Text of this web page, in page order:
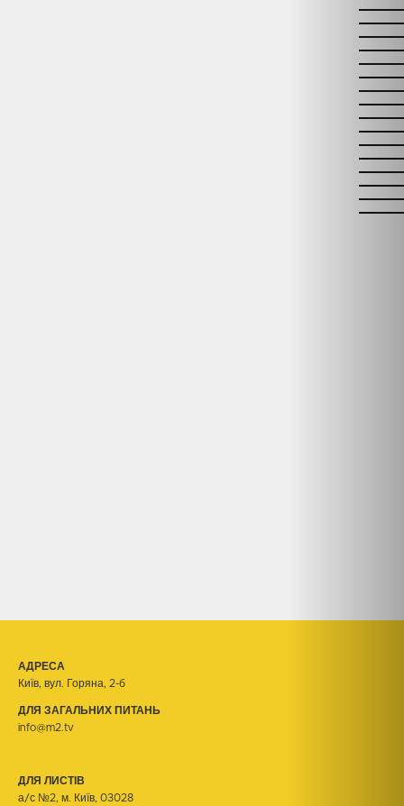
АДРЕСА
Київ, вул. Горяна, 2-б
ДЛЯ ЗАГАЛЬНИХ ПИТАНЬ
info@m2.tv
ДЛЯ ЛИСТІВ
а/с №2, м. Київ, 03028